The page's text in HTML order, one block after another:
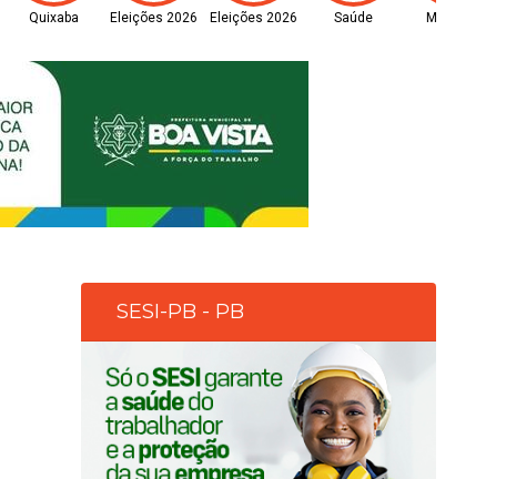
Quixaba Eleições 2026 Eleições 2026 Saúde Monteiro
SESI-PB - PB